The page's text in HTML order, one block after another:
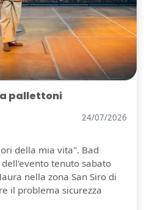
a pallettoni
24/07/2026
della mia vita". Bad
tenuto sabato
nella zona San Siro di
il problema sicurezza